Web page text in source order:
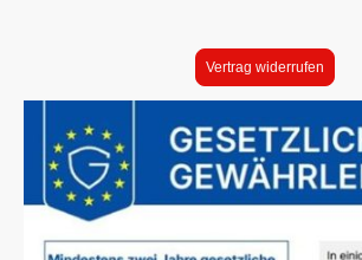
Vertrag widerrufen